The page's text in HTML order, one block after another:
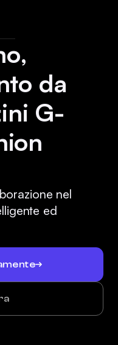
da
G-
nel
ed